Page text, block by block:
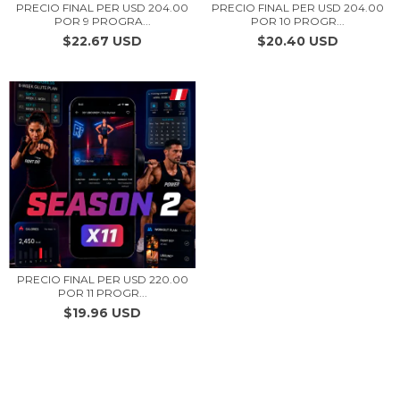
PRECIO FINAL PER USD 204.00
POR 9 PROGRA...
$22.67 USD
PRECIO FINAL PER USD 204.00
POR 10 PROGR...
$20.40 USD
PRECIO FINAL PER USD 220.00
POR 11 PROGR...
$19.96 USD